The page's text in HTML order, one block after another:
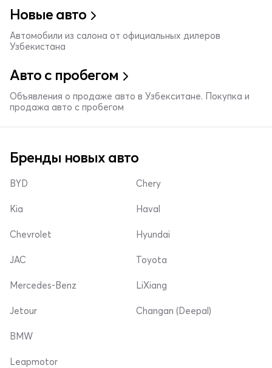
Новые авто
Автомобили из салона от официальных дилеров
Узбекистана
Авто с пробегом
Объявления о продаже авто в Узбекситане. Покупка и
продажа авто с пробегом
Бренды новых авто
BYD
Kia
Chevrolet
Chery
Haval
Hyundai
JAC
Mercedes-Benz
Jetour
Toyota
LiXiang
Changan (Deepal)
BMW
Leapmotor